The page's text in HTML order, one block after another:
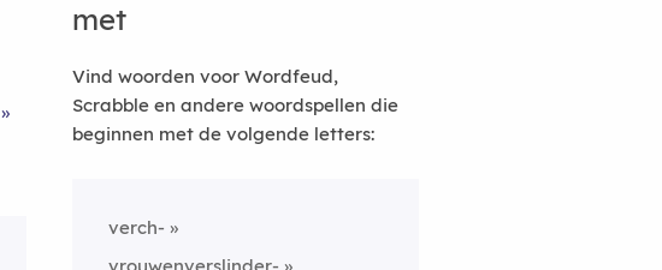
»
met
Vind woorden voor Wordfeud,
Scrabble en andere woordspellen die
beginnen met de volgende letters:
verch-